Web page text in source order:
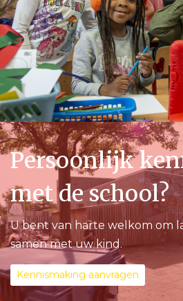
Persoonlijk
met de school?
U bent van harte welkom om
samen met uw kind.
Kennismaking aanvragen